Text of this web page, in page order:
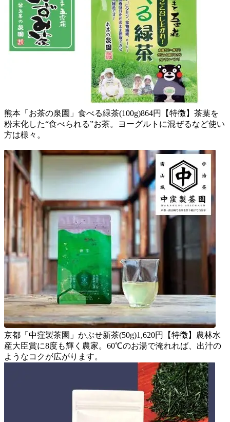
熊本「お茶の泉園」食べる緑茶(100g)864円【特徴】茶葉を
粉末化した“食べられる”お茶。ヨーグルトに混ぜるなど使い
方は様々。
京都「中窪製茶園」かぶせ新茶(50g)1,620円【特徴】農林水
産大臣賞に8度も輝く農家。60℃のお湯で淹れれば、出汁の
ようなコクが広がります。